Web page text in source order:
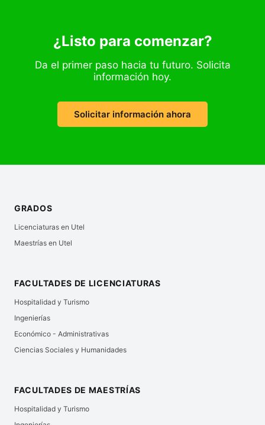
¿Listo para comenzar?
Da el primer paso hacia tu futuro. Solicita
información hoy.
Solicitar información ahora
GRADOS
Licenciaturas en Utel
Maestrías en Utel
FACULTADES DE LICENCIATURAS
Hospitalidad y Turismo
Ingenierías
Económico - Administrativas
Ciencias Sociales y Humanidades
FACULTADES DE MAESTRÍAS
Hospitalidad y Turismo